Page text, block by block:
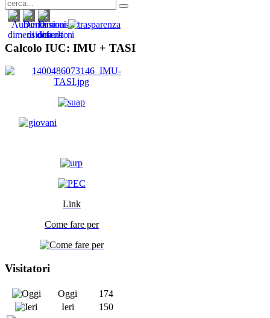
Calcolo IUC: IMU + TASI
Link
Come fare per
Visitatori
Oggi
174
Ieri
150